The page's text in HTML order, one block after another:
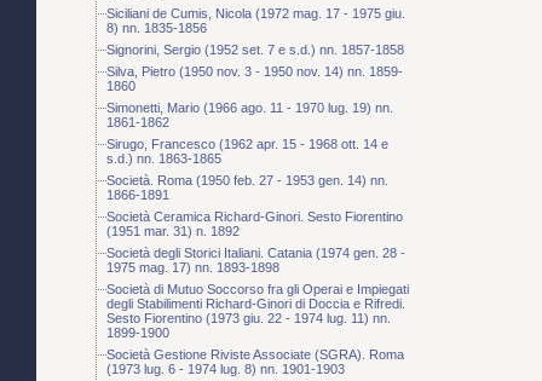
Siciliani de Cumis, Nicola (1972 mag. 17 - 1975 giu.
8) nn. 1835-1856
Signorini, Sergio (1952 set. 7 e s.d.) nn. 1857-1858
Silva, Pietro (1950 nov. 3 - 1950 nov. 14) nn. 1859-
1860
Simonetti, Mario (1966 ago. 11 - 1970 lug. 19) nn.
1861-1862
Sirugo, Francesco (1962 apr. 15 - 1968 ott. 14 e
s.d.) nn. 1863-1865
Società. Roma (1950 feb. 27 - 1953 gen. 14) nn.
1866-1891
Società Ceramica Richard-Ginori. Sesto Fiorentino
(1951 mar. 31) n. 1892
Società degli Storici Italiani. Catania (1974 gen. 28 -
1975 mag. 17) nn. 1893-1898
Società di Mutuo Soccorso fra gli Operai e Impiegati
degli Stabilimenti Richard-Ginori di Doccia e Rifredi.
Sesto Fiorentino (1973 giu. 22 - 1974 lug. 11) nn.
1899-1900
Società Gestione Riviste Associate (SGRA). Roma
(1973 lug. 6 - 1974 lug. 8) nn. 1901-1903